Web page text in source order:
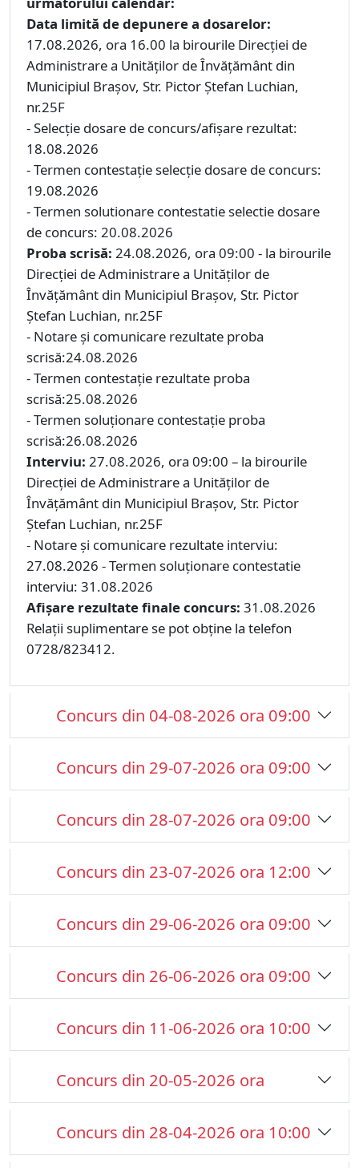
Data limită de depunere a dosarelor:
17.08.2026, ora 16.00 la birourile Direcției de
Administrare a Unităților de Învățământ din
Municipiul Brașov, Str. Pictor Ștefan Luchian,
nr.25F
- Selecţie dosare de concurs/afişare rezultat:
18.08.2026
- Termen contestaţie selecţie dosare de concurs:
19.08.2026
- Termen solutionare contestatie selectie dosare
de concurs: 20.08.2026
Proba scrisă: 24.08.2026, ora 09:00 - la birourile
Direcției de Administrare a Unităților de
Învățământ din Municipiul Brașov, Str. Pictor
Ștefan Luchian, nr.25F
- Notare şi comunicare rezultate proba
scrisă:24.08.2026
- Termen contestaţie rezultate proba
scrisă:25.08.2026
- Termen soluţionare contestaţie proba
scrisă:26.08.2026
Interviu: 27.08.2026, ora 09:00 – la birourile
Direcției de Administrare a Unităților de
Învățământ din Municipiul Brașov, Str. Pictor
Ștefan Luchian, nr.25F
- Notare şi comunicare rezultate interviu:
27.08.2026 - Termen soluţionare contestatie
interviu: 31.08.2026
Afişare rezultate finale concurs: 31.08.2026
Relaţii suplimentare se pot obţine la telefon
0728/823412.
Concurs din 04-08-2026 ora 09:00
Concurs din 29-07-2026 ora 09:00
Concurs din 28-07-2026 ora 09:00
Concurs din 23-07-2026 ora 12:00
Concurs din 29-06-2026 ora 09:00
Concurs din 26-06-2026 ora 09:00
Concurs din 11-06-2026 ora 10:00
Concurs din 20-05-2026 ora
Concurs din 28-04-2026 ora 10:00